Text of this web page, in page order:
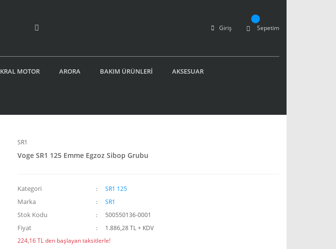
Giriş Sepetim
KRAL MOTOR ARORA BAKIM ÜRÜNLERİ AKSESUAR
SR1
Voge SR1 125 Emme Egzoz Sibop Grubu
Kategori SR1 125
Marka SR1
Stok Kodu 500550136-0001
Fiyat
1.886,28 TL + KDV
224,16 TL den başlayan taksitlerle!